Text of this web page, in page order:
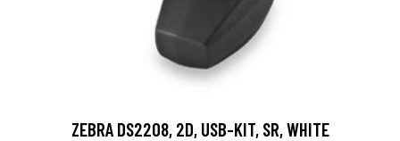
ZEBRA DS2208, 2D, USB-KIT, SR, WHITE